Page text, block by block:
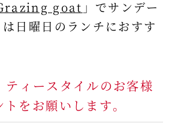
goat 」でサンデー
は日曜日のランチにおすす
ティースタイルのお客様
をお願いします。